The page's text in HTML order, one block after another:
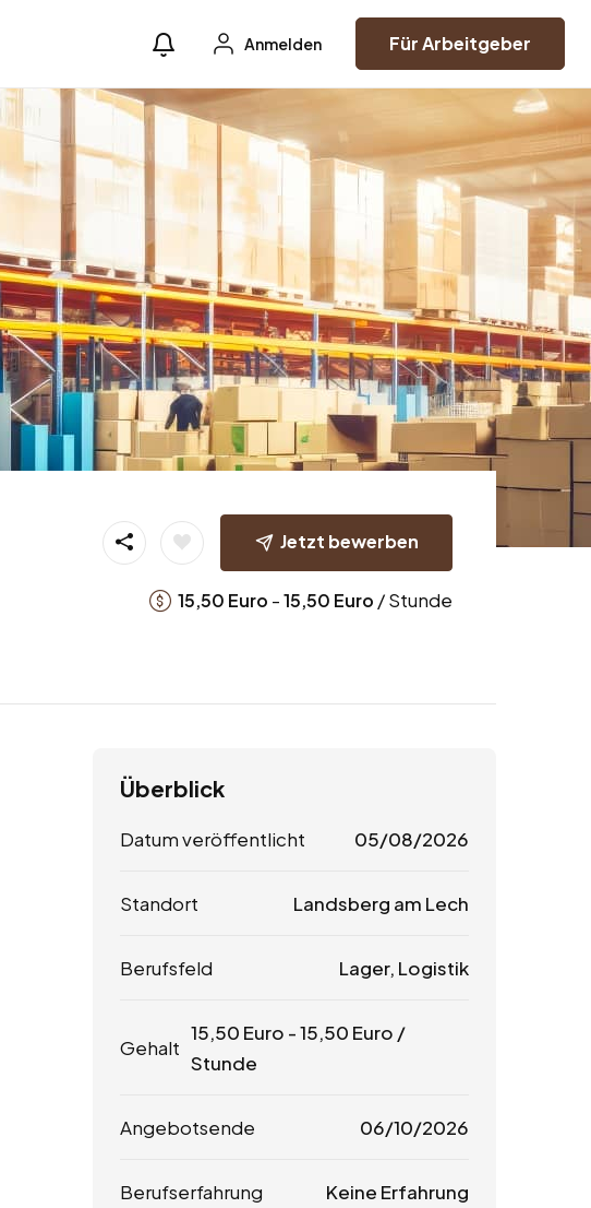
Anmelden Für Arbeitgeber
Jetzt bewerben
15,50 Euro -15,50 Euro / Stunde
Überblick
Datum veröffentlicht 05/08/2026
Standort Landsberg am Lech
Berufsfeld Lager, Logistik
Gehalt
15,50 Euro -15,50 Euro /
Stunde
Angebotsende 06/10/2026
Berufserfahrung Keine Erfahrung